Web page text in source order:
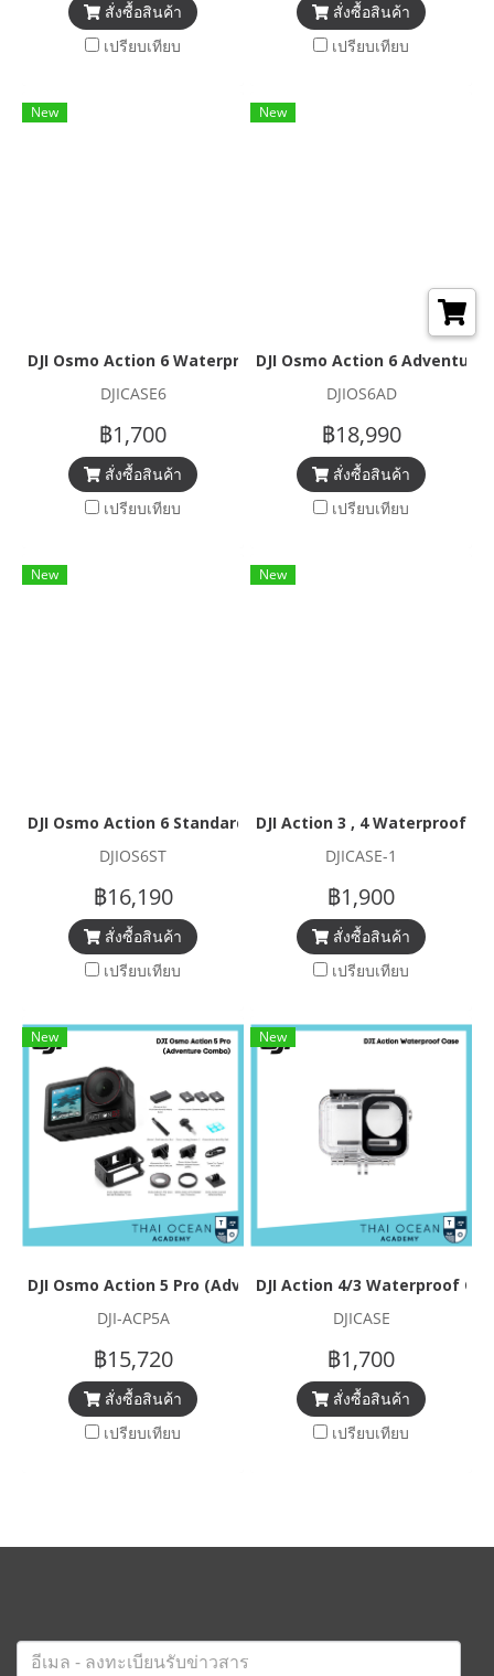
สั่งซื้อสินค้า
เปรียบเทียบ
สั่งซื้อสินค้า
เปรียบเทียบ
New
DJI Osmo Action 6 Waterproof Case
DJICASE6
฿1,700
สั่งซื้อสินค้า
เปรียบเทียบ
New
DJI Osmo Action 6 Adventure
DJIOS6AD
฿18,990
สั่งซื้อสินค้า
เปรียบเทียบ
New
DJI Osmo Action 6 Standard Combo
DJIOS6ST
฿16,190
สั่งซื้อสินค้า
เปรียบเทียบ
New
DJI Action 3 , 4 Waterproof
DJICASE-1
฿1,900
สั่งซื้อสินค้า
เปรียบเทียบ
New
DJI Osmo Action 5 Pro (Adventure Combo)
DJI-ACP5A
฿15,720
สั่งซื้อสินค้า
เปรียบเทียบ
New
DJI Action 4/3 Waterproof
DJICASE
฿1,700
สั่งซื้อสินค้า
เปรียบเทียบ